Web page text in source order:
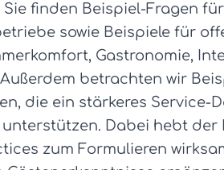
Sie finden Beispiel-Fragen
sowie Beispiele für
Gastronomie,
betrachten wir
die ein stärkeres Service-
Dabei hebt
zum Formulieren